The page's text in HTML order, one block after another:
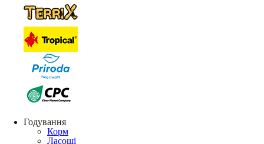
Годування
Корм
Ласощі